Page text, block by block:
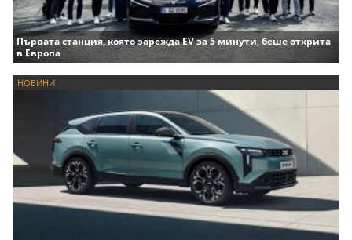
Първата станция, която зарежда EV за 5 минути, беше открита
в Европа
НОВИНИ